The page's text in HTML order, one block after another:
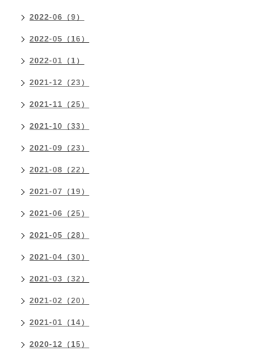
2022-06（9）
2022-05（16）
2022-01（1）
2021-12（23）
2021-11（25）
2021-10（33）
2021-09（23）
2021-08（22）
2021-07（19）
2021-06（25）
2021-05（28）
2021-04（30）
2021-03（32）
2021-02（20）
2021-01（14）
2020-12（15）